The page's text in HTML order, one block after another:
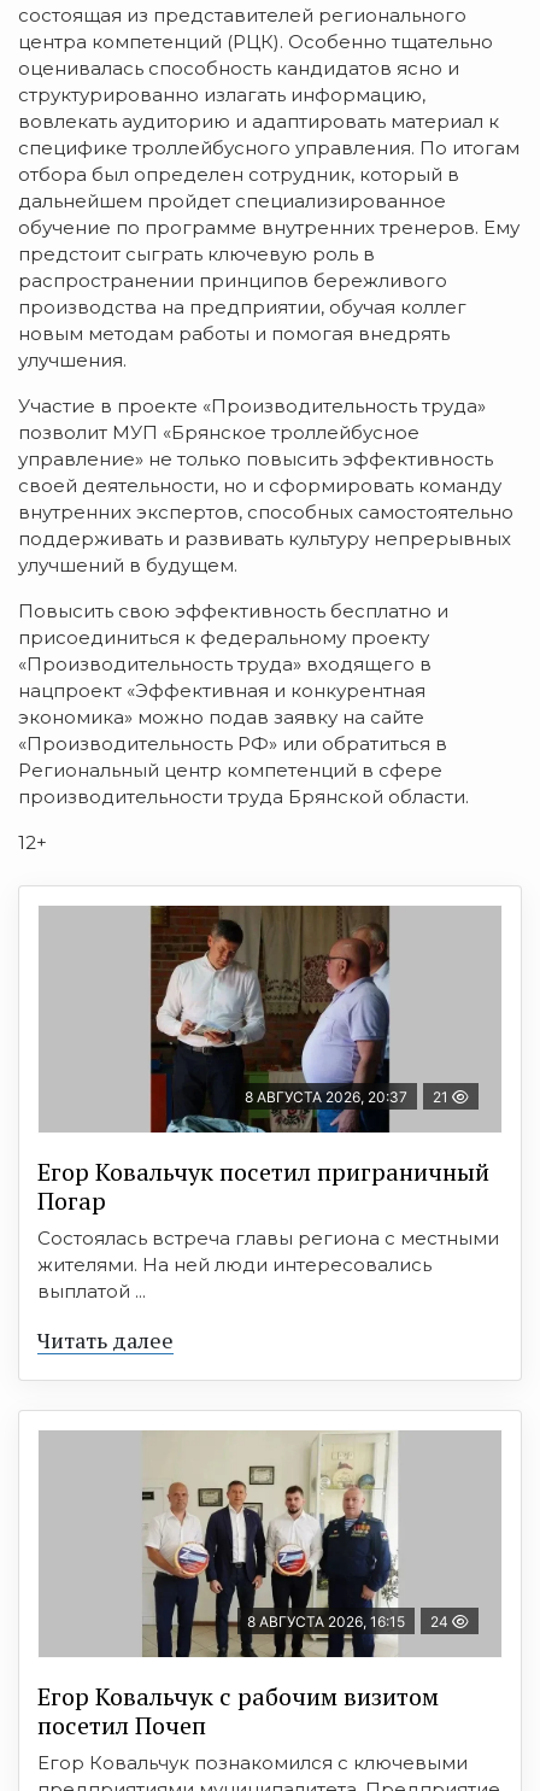
состоящая из представителей регионального
центра компетенций (РЦК). Особенно тщательно
оценивалась способность кандидатов ясно и
структурированно излагать информацию,
вовлекать аудиторию и адаптировать материал к
специфике троллейбусного управления. По итогам
отбора был определен сотрудник, который в
дальнейшем пройдет специализированное
обучение по программе внутренних тренеров. Ему
предстоит сыграть ключевую роль в
распространении принципов бережливого
производства на предприятии, обучая коллег
новым методам работы и помогая внедрять
улучшения.
Участие в проекте «Производительность труда»
позволит МУП «Брянское троллейбусное
управление» не только повысить эффективность
своей деятельности, но и сформировать команду
внутренних экспертов, способных самостоятельно
поддерживать и развивать культуру непрерывных
улучшений в будущем.
Повысить свою эффективность бесплатно и
присоединиться к федеральному проекту
«Производительность труда» входящего в
нацпроект «Эффективная и конкурентная
экономика» можно подав заявку на сайте
«Производительность РФ» или обратиться в
Региональный центр компетенций в сфере
производительности труда Брянской области.
12+
8 АВГУСТА 2026, 20:37 21
Егор Ковальчук посетил приграничный
Погар
Состоялась встреча главы региона с местными
жителями. На ней люди интересовались
выплатой ...
Читать далее
8 АВГУСТА 2026, 16:15 24
Егор Ковальчук с рабочим визитом
посетил Почеп
Егор Ковальчук познакомился с ключевыми